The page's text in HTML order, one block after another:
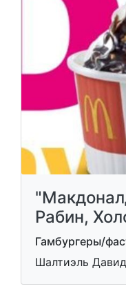
Рабин,
Гамбургеры/
Шалтиэль